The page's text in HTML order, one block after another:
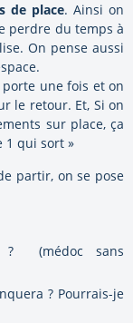
de place. Ainsi on
perdre du temps à
On pense aussi
une fois et on
le retour. Et, Si on
sur place, ça
1 qui sort »
partir, on se pose
? (médoc sans
? Pourrais-je